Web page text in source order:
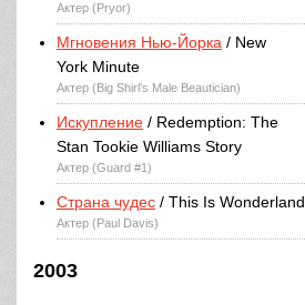
Актер (Pryor)
Мгновения Нью-Йорка / New
York Minute
Актер (Big Shirl's Male Beautician)
Искупление / Redemption: The
Stan Tookie Williams Story
Актер (Guard #1)
Страна чудес / This Is Wonderland
Актер (Paul Davis)
2003